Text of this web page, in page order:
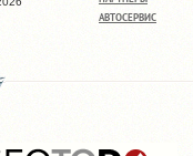
АВТОСЕРВИС